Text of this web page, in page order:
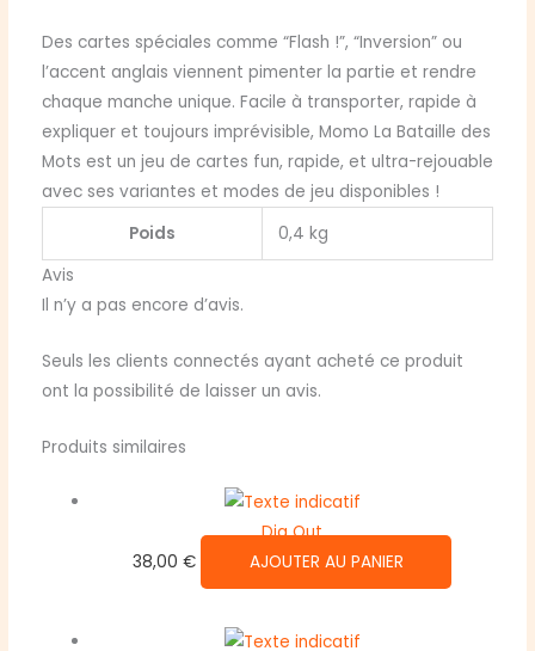
Des cartes spéciales comme “Flash !”, “Inversion” ou
l’accent anglais viennent pimenter la partie et rendre
chaque manche unique. Facile à transporter, rapide à
expliquer et toujours imprévisible, Momo La Bataille des
Mots est un jeu de cartes fun, rapide, et ultra-rejouable
avec ses variantes et modes de jeu disponibles !
Poids
0,4 kg
Avis
Il n’y a pas encore d’avis.
Seuls les clients connectés ayant acheté ce produit
ont la possibilité de laisser un avis.
Produits similaires
Dig Out
38,00€ AJOUTER AU PANIER